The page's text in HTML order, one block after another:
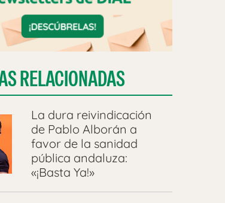
RELACIONADAS
La dura reivindicación
de Pablo Alborán a
favor de la sanidad
pública andaluza:
«¡Basta Ya!»